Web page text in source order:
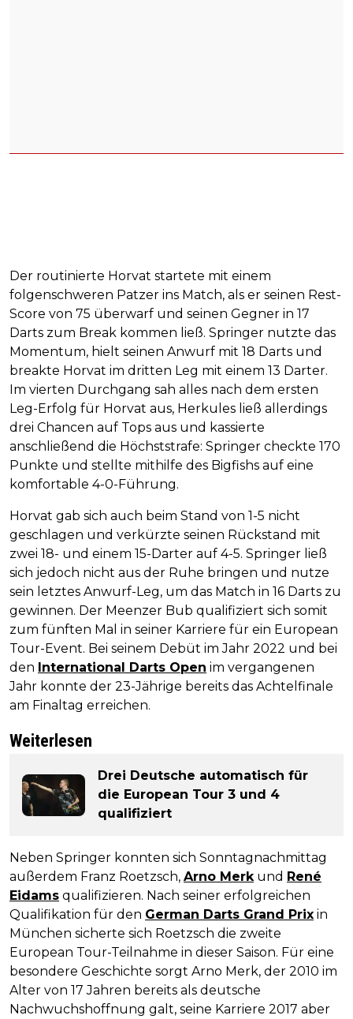
Der routinierte Horvat startete mit einem
folgenschweren Patzer ins Match, als er seinen Rest-
Score von 75 überwarf und seinen Gegner in 17
Darts zum Break kommen ließ. Springer nutzte das
Momentum, hielt seinen Anwurf mit 18 Darts und
breakte Horvat im dritten Leg mit einem 13 Darter.
Im vierten Durchgang sah alles nach dem ersten
Leg-Erfolg für Horvat aus, Herkules ließ allerdings
drei Chancen auf Tops aus und kassierte
anschließend die Höchststrafe: Springer checkte 170
Punkte und stellte mithilfe des Bigfishs auf eine
komfortable 4-0-Führung.
Horvat gab sich auch beim Stand von 1-5 nicht
geschlagen und verkürzte seinen Rückstand mit
zwei 18- und einem 15-Darter auf 4-5. Springer ließ
sich jedoch nicht aus der Ruhe bringen und nutze
sein letztes Anwurf-Leg, um das Match in 16 Darts zu
gewinnen. Der Meenzer Bub qualifiziert sich somit
zum fünften Mal in seiner Karriere für ein European
Tour-Event. Bei seinem Debüt im Jahr 2022 und bei
den International Darts Open im vergangenen
Jahr konnte der 23-Jährige bereits das Achtelfinale
am Finaltag erreichen.
Weiterlesen
Drei Deutsche automatisch für
die European Tour 3 und 4
qualifiziert
Neben Springer konnten sich Sonntagnachmittag
außerdem Franz Roetzsch, Arno Merkund René
Eidams qualifizieren. Nach seiner erfolgreichen
Qualifikation für den German Darts Grand Prix in
München sicherte sich Roetzsch die zweite
European Tour-Teilnahme in dieser Saison. Für eine
besondere Geschichte sorgt Arno Merk, der 2010 im
Alter von 17 Jahren bereits als deutsche
Nachwuchshoffnung galt, seine Karriere 2017 aber